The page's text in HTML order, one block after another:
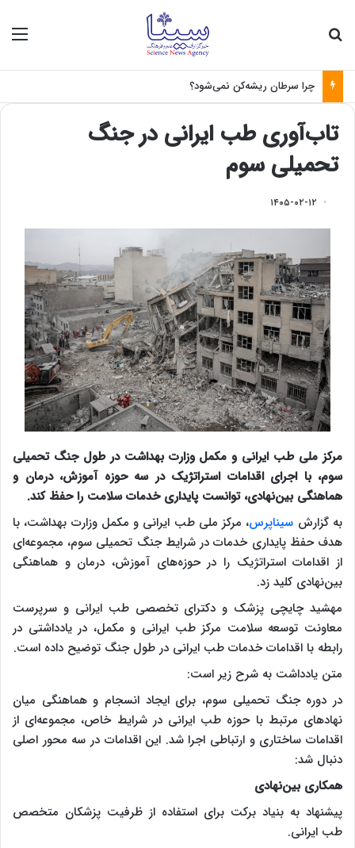
چرا سرطان ریشه‌کن نمی‌شود؟
تاب‌آوری طب ایرانی در جنگ
تحمیلی سوم
۱۴۰۵-۰۲-۱۲
مرکز ملی طب ایرانی و مکمل وزارت بهداشت در طول جنگ تحمیلی
سوم، با اجرای اقدامات استراتژیک در سه حوزه آموزش، درمان و
هماهنگی بین‌نهادی، توانست پایداری خدمات سلامت را حفظ کند.
به گزارش سیناپرس، مرکز ملی طب ایرانی و مکمل وزارت بهداشت، با
هدف حفظ پایداری خدمات در شرایط جنگ تحمیلی سوم، مجموعه‌ای
از اقدامات استراتژیک را در حوزه‌های آموزش، درمان و هماهنگی
بین‌نهادی کلید زد.
مهشید چایچی پزشک و دکترای تخصصی طب ایرانی و سرپرست
معاونت توسعه سلامت مرکز طب ایرانی و مکمل، در یادداشتی در
رابطه با اقدامات خدمات طب ایرانی در طول جنگ توضیح داده است.
متن یادداشت به شرح زیر است:
در دوره جنگ تحمیلی سوم، برای ایجاد انسجام و هماهنگی میان
نهادهای مرتبط با حوزه طب ایرانی در شرایط خاص، مجموعه‌ای از
اقدامات ساختاری و ارتباطی اجرا شد. این اقدامات در سه محور اصلی
دنبال شد:
همکاری بین‌نهادی
پیشنهاد به بنیاد برکت برای استفاده از ظرفیت پزشکان متخصص
طب ایرانی.